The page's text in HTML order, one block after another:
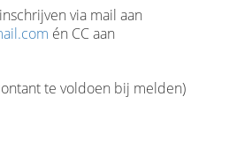
via mail aan
én CC aan
te voldoen bij melden)